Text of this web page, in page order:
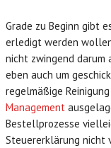
Grade zu Beginn gibt
erledigt werden
nicht zwingend darum
eben auch um
regelmäßige
Management
Bestellprozesse
Steuererklärung nicht